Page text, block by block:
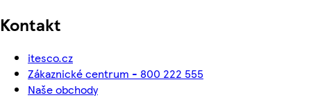
Kontakt
itesco.cz
Zákaznické centrum - 800 222 555
Naše obchody